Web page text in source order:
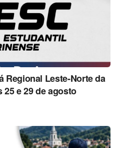
Regional Leste-Norte da
25 e 29 de agosto